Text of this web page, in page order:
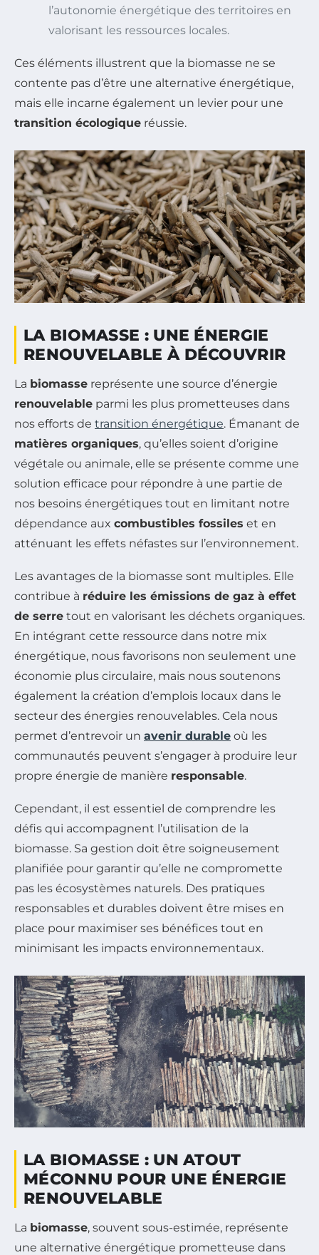
l’autonomie énergétique des territoires en
valorisant les ressources locales.
Ces éléments illustrent que la biomasse ne se
contente pas d’être une alternative énergétique,
mais elle incarne également un levier pour une
transition écologique réussie.
LA BIOMASSE : UNE ÉNERGIE
RENOUVELABLE À DÉCOUVRIR
La biomasse représente une source d’énergie
renouvelable parmi les plus prometteuses dans
nos efforts de transition énergétique. Émanant de
matières organiques, qu’elles soient d’origine
végétale ou animale, elle se présente comme une
solution efficace pour répondre à une partie de
nos besoins énergétiques tout en limitant notre
dépendance aux combustibles fossiles et en
atténuant les effets néfastes sur l’environnement.
Les avantages de la biomasse sont multiples. Elle
contribue à réduire les émissions de gaz à effet
de serre tout en valorisant les déchets organiques.
En intégrant cette ressource dans notre mix
énergétique, nous favorisons non seulement une
économie plus circulaire, mais nous soutenons
également la création d’emplois locaux dans le
secteur des énergies renouvelables. Cela nous
permet d’entrevoir un avenir durable où les
communautés peuvent s’engager à produire leur
propre énergie de manière responsable.
Cependant, il est essentiel de comprendre les
défis qui accompagnent l’utilisation de la
biomasse. Sa gestion doit être soigneusement
planifiée pour garantir qu’elle ne compromette
pas les écosystèmes naturels. Des pratiques
responsables et durables doivent être mises en
place pour maximiser ses bénéfices tout en
minimisant les impacts environnementaux.
LA BIOMASSE : UN ATOUT
MÉCONNU POUR UNE ÉNERGIE
RENOUVELABLE
La biomasse, souvent sous-estimée, représente
une alternative énergétique prometteuse dans